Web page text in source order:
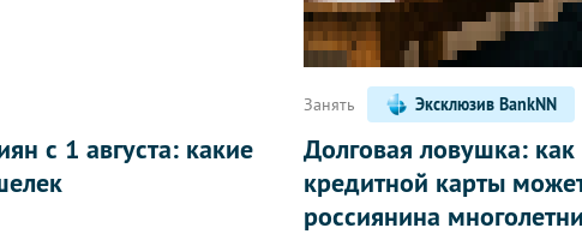
с 1 августа: какие
Занять Эксклюзив BankNN
Долговая ловушка:
кредитной карты
россиянина